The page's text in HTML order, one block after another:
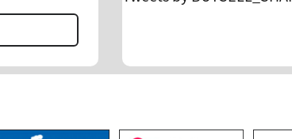
様のカード
金前に一時
ださい。
を取り入れた
ながら利益
月0円 6ヶ月契
ます。 ＊キャ